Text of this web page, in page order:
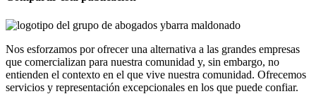
Nos esforzamos por ofrecer una alternativa a las grandes empresas
que comercializan para nuestra comunidad y, sin embargo, no
entienden el contexto en el que vive nuestra comunidad. Ofrecemos
servicios y representación excepcionales en los que puede confiar.